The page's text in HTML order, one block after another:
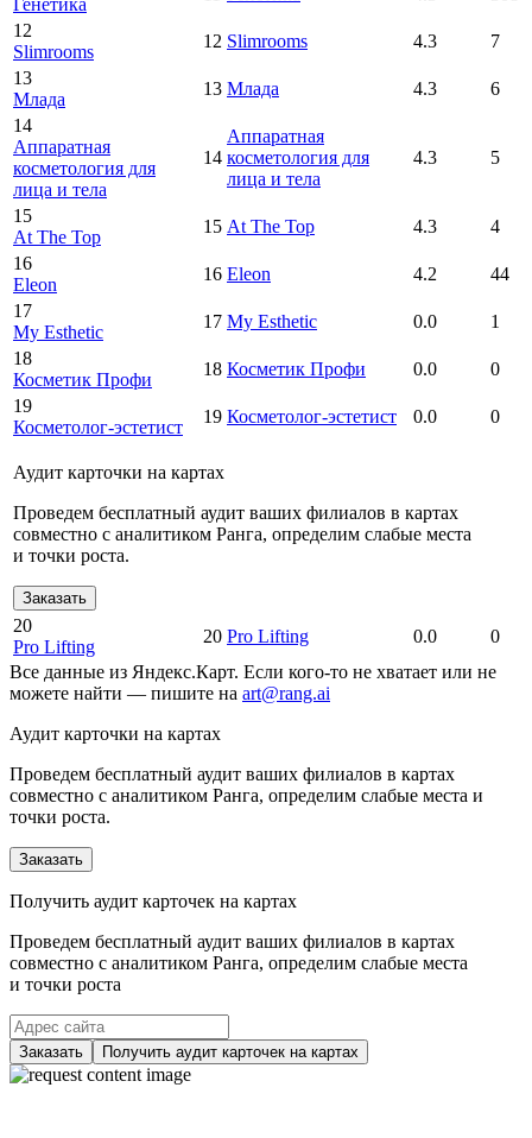
Генетика
12
Slimrooms
12 Slimrooms 4.3
7
13
Млада
13 Млада 4.3
6
14
Аппаратная
косметология для
лица и тела
14
Аппаратная
косметология для
лица и тела
4.3 5
15
At The Top
15 At The Top 4.3
4
16
Eleon
16 Eleon 4.2
44
17
My Esthetic
17 My Esthetic 0.0
1
18
Косметик Профи
18 Косметик Профи 0.0
0
19
Косметолог-эстетист
19 Косметолог-эстетист 0.0 0
Аудит карточки на картах
Проведем бесплатный аудит ваших филиалов в картах
совместно с аналитиком Ранга, определим слабые места
и точки роста.
Заказать
20
Pro Lifting
20 Pro Lifting 0.0
0
Все данные из Яндекс.Карт. Если кого-то не хватает или не
можете найти — пишите на art@rang.ai
Аудит карточки на картах
Проведем бесплатный аудит ваших филиалов в картах
совместно с аналитиком Ранга, определим слабые места и
точки роста.
Заказать
Получить аудит карточек на картах
Проведем бесплатный аудит ваших филиалов в картах
совместно с аналитиком Ранга, определим слабые места
и точки роста
Заказать Получить аудит карточек на картах